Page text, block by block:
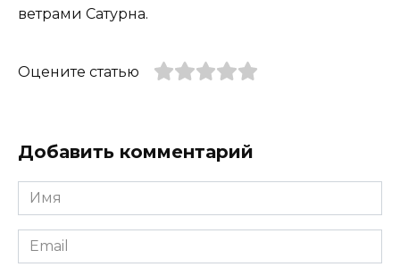
ветрами Сатурна.
Оцените статью
Добавить комментарий
Имя
*
Email
*